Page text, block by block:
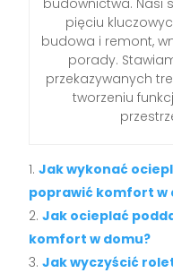
budownictwa. Nasi
pięciu
budowa i remont,
porady.
przekazywanych
tworzeniu
Jak wykonać
poprawić komfort w
Jak ocieplać
komfort w domu?
Jak wyczyścić